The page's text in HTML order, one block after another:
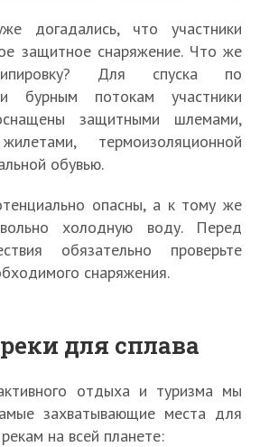
догадались, что участники
защитное снаряжение. Что же
Для спуска по
бурным потокам участники
защитными шлемами,
термоизоляционной
обувью.
опасны, а к тому же
холодную воду. Перед
обязательно проверьте
снаряжения.
для сплава
отдыха и туризма мы
захватывающие места для
на всей планете: